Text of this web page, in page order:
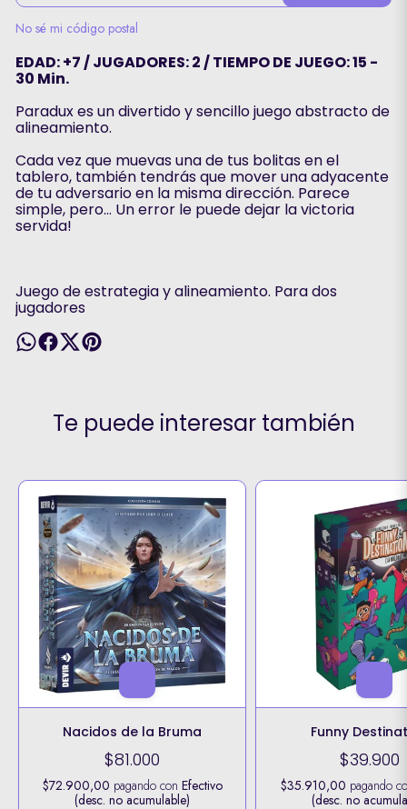
No sé mi código postal
EDAD: +7 / JUGADORES: 2 / TIEMPO DE JUEGO: 15 -
30 Min.
Paradux es un divertido y sencillo juego abstracto de
alineamiento.
Cada vez que muevas una de tus bolitas en el
tablero, también tendrás que mover una adyacente
de tu adversario en la misma dirección. Parece
simple, pero... Un error le puede dejar la victoria
servida!
Juego de estrategia y alineamiento. Para dos
jugadores
Te puede interesar también
Nacidos de la Bruma
$81.000
$72.900,00 pagando con Efectivo
(desc. no acumulable)
Funny
$39.900
$35.910,00 pagando
(desc. no